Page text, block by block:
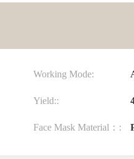
Working Mode:
Yield::
Face Mask Material：: